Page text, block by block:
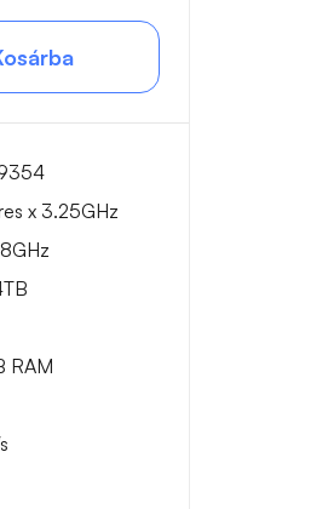
x 3.25GHz
RAM